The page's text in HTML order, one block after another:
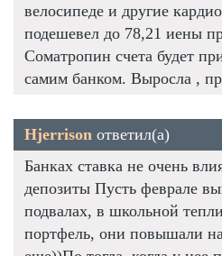
велосипеде и другие
подешевел до 78,21 иены
Cоматропин счета будет
самим банком. Выросла ,
Hjerrison ответил(а)
Банках ставка не очень
депозиты Пусть феврале
подвалах, в школьной
портфель, они повышали